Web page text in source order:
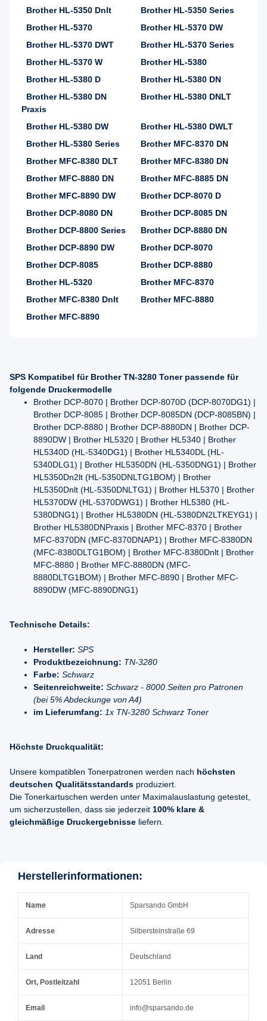
Brother HL-5350 Dnlt
Brother HL-5350 Series
Brother HL-5370
Brother HL-5370 DW
Brother HL-5370 DWT
Brother HL-5370 Series
Brother HL-5370 W
Brother HL-5380
Brother HL-5380 D
Brother HL-5380 DN
Brother HL-5380 DN
Praxis
Brother HL-5380 DNLT
Brother HL-5380 DW
Brother HL-5380 DWLT
Brother HL-5380 Series
Brother MFC-8370 DN
Brother MFC-8380 DLT
Brother MFC-8380 DN
Brother MFC-8880 DN
Brother MFC-8885 DN
Brother MFC-8890 DW
Brother DCP-8070 D
Brother DCP-8080 DN
Brother DCP-8085 DN
Brother DCP-8800 Series
Brother DCP-8880 DN
Brother DCP-8890 DW
Brother DCP-8070
Brother DCP-8085
Brother DCP-8880
Brother HL-5320
Brother MFC-8370
Brother MFC-8380 Dnlt
Brother MFC-8880
Brother MFC-8890
SPS Kompatibel für Brother TN-3280 Toner passende für
folgende Druckermodelle
Brother DCP-8070 | Brother DCP-8070D (DCP-8070DG1) |
Brother DCP-8085 | Brother DCP-8085DN (DCP-8085BN) |
Brother DCP-8880 | Brother DCP-8880DN | Brother DCP-
8890DW | Brother HL5320 | Brother HL5340 | Brother
HL5340D (HL-5340DG1) | Brother HL5340DL (HL-
5340DLG1) | Brother HL5350DN (HL-5350DNG1) | Brother
HL5350Dn2lt (HL-5350DNLTG1BOM) | Brother
HL5350Dnlt (HL-5350DNLTG1) | Brother HL5370 | Brother
HL5370DW (HL-5370DWG1) | Brother HL5380 (HL-
5380DNG1) | Brother HL5380DN (HL-5380DN2LTKEYG1) |
Brother HL5380DNPraxis | Brother MFC-8370 | Brother
MFC-8370DN (MFC-8370DNAP1) | Brother MFC-8380DN
(MFC-8380DLTG1BOM) | Brother MFC-8380Dnlt | Brother
MFC-8880 | Brother MFC-8880DN (MFC-
8880DLTG1BOM) | Brother MFC-8890 | Brother MFC-
8890DW (MFC-8890DNG1)
Technische Details:
Hersteller: SPS
Produktbezeichnung: TN-3280
Farbe: Schwarz
Seitenreichweite: Schwarz - 8000 Seiten pro Patronen
(bei 5% Abdeckunge von A4)
im Lieferumfang: 1x TN-3280 Schwarz Toner
Höchste Druckqualität:
Unsere kompatiblen Tonerpatronen werden nach höchsten
deutschen Qualitätsstandards produziert.
Die Tonerkartuschen werden unter Maximalauslastung getestet,
um sicherzustellen, dass sie jederzeit 100% klare &
gleichmäßige Druckergebnisse liefern.
Herstellerinformationen:
Name Sparsando GmbH
Adresse Silbersteinstraße 69
Land Deutschland
Ort, Postleitzahl 12051 Berlin
Email info@sparsando.de